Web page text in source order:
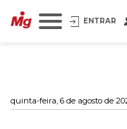
ENTRAR
quinta-feira, 6 de agosto de